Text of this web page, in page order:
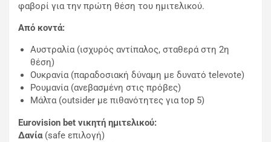
φαβορί για την πρώτη θέση του ημιτελικού.
Από κοντά:
Αυστραλία(ισχυρός αντίπαλος, σταθερά στη 2η
θέση)
Ουκρανία(παραδοσιακή δύναμη με δυνατό televote)
Ρουμανία(ανεβασμένη στις πρόβες)
Μάλτα(outsider με πιθανότητες για top 5)
Eurovision bet νικητή ημιτελικού:
Δανία(safe επιλογή)